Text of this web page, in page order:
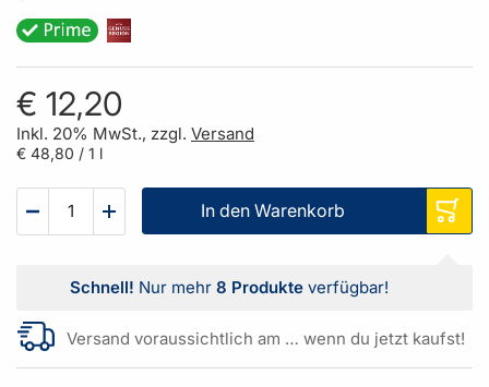
€ 12,20
Inkl. 20% MwSt., zzgl. Versand
€ 48,80 / 1 l
In den Warenkorb
Schnell! Nur mehr 8 Produkteverfügbar!
Versand voraussichtlich am … wenn du jetzt kaufst!